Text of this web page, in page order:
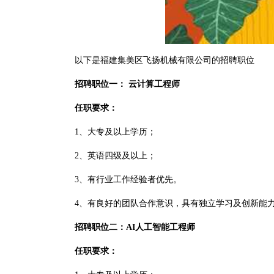
以下是福建集美区飞扬机械有限公司的招聘职位
招聘职位一： 云计算工程师
任职要求：
1、大专及以上学历；
2、英语四级及以上；
3、有行业工作经验者优先。
4、有良好的团队合作意识，具有独立学习及创新能
招聘职位二：AI人工智能工程师
任职要求：